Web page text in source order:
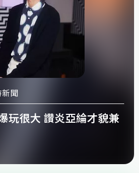
聞
玩很大 讚炎亞綸才貌兼